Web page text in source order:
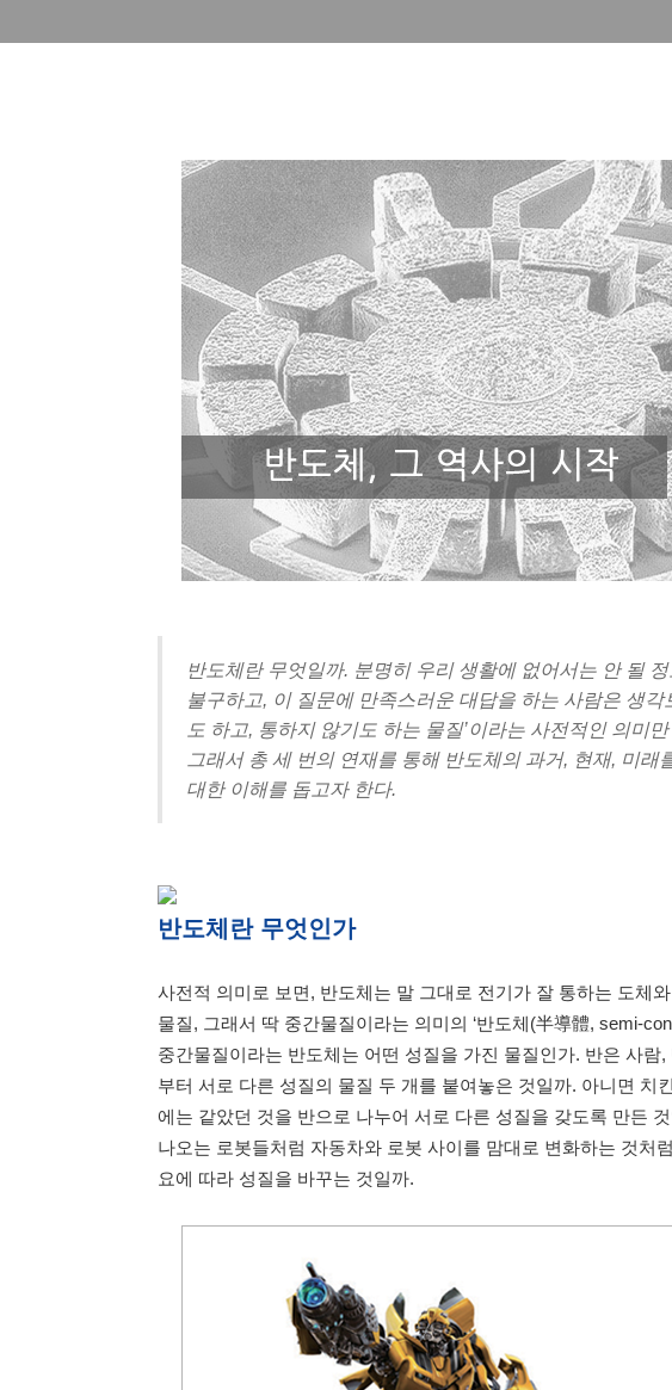
반도체란 무엇일까. 분명히 우리 생활에 없어서는 안 될
불구하고, 이 질문에 만족스러운 대답을 하는 사람은 생각
도 하고, 통하지 않기도 하는 물질’이라는 사전적인 의미
그래서 총 세 번의 연재를 통해 반도체의 과거, 현재, 미래
대한 이해를 돕고자 한다.
반도체란 무엇인가
사전적 의미로 보면, 반도체는 말 그대로 전기가 잘 통하는 도체
물질, 그래서 딱 중간물질이라는 의미의 ‘반도체(半導體, semi-
중간물질이라는 반도체는 어떤 성질을 가진 물질인가. 반은 사람
부터 서로 다른 성질의 물질 두 개를 붙여놓은 것일까. 아니면 치
에는 같았던 것을 반으로 나누어 서로 다른 성질을 갖도록 만든
나오는 로봇들처럼 자동차와 로봇 사이를 맘대로 변화하는 것처
요에 따라 성질을 바꾸는 것일까.